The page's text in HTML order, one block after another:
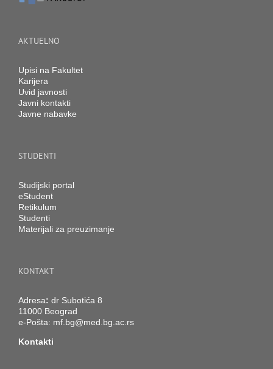
AKTUELNO
Upisi na Fakultet
Karijera
Uvid javnosti
Javni kontakti
Javne nabavke
STUDENTI
Studijski portal
eStudent
Retikulum
Studenti
Materijali za preuzimanje
KONTAKT
Adresa: dr Subotića 8
11000 Beograd
e-Pošta: mf.bg@med.bg.ac.rs
Kontakti